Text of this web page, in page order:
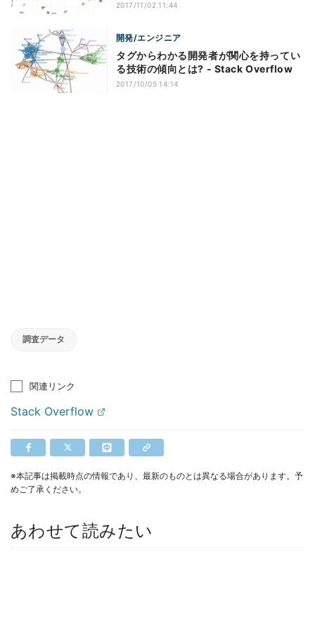
2017/11/02 11:44
開発/エンジニア
タグからわかる開発者が関心を持ってい
る技術の傾向とは? - Stack Overflow
2017/10/05 14:14
調査データ
関連リンク
Stack Overflow
※本記事は掲載時点の情報であり、最新のものとは異なる場合があります。予
めご了承ください。
あわせて読みたい